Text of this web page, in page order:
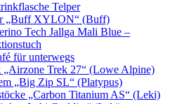
Telper
„Buff XYLON“ (Buff)
Tech Jallga Mali Blue –
für unterwegs
„Airzone Trek 27“ (Lowe Alpine)
„Big Zip SL“ (Platypus)
„Carbon Titanium AS“ (Leki)